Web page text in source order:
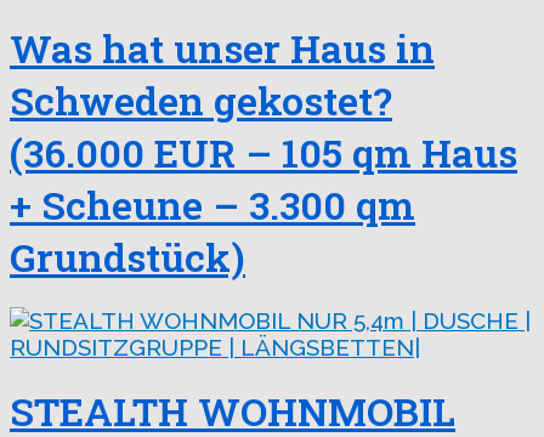
Was hat unser Haus in
Schweden gekostet?
(36.000 EUR – 105 qm Haus
+ Scheune – 3.300 qm
Grundstück)
STEALTH WOHNMOBIL